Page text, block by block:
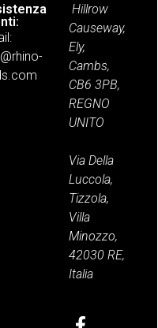
Hillrow
Causeway,
Ely,
Cambs,
CB6 3PB,
REGNO
UNITO
Via Della
Luccola,
Tizzola,
Villa
Minozzo,
42030 RE,
Italia